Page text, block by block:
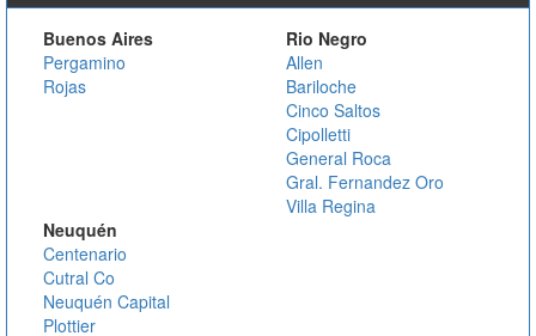
Buenos Aires
Pergamino
Rojas
Rio Negro
Allen
Bariloche
Cinco Saltos
Cipolletti
General Roca
Gral. Fernandez Oro
Villa Regina
Neuquén
Centenario
Cutral Co
Neuquén Capital
Plottier